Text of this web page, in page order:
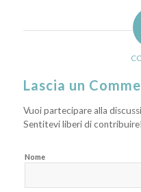
Lascia un
Vuoi partecipare alla
Sentitevi liberi di contribuire!
Nome